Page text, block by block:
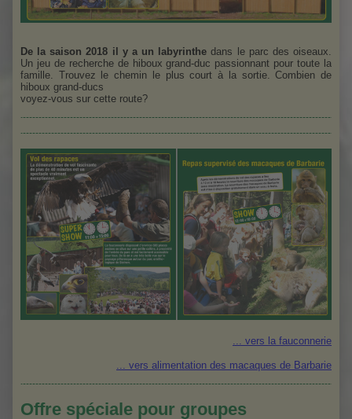
De la saison 2018 il y a un labyrinthe dans le parc des oiseaux.
Un jeu de recherche de hiboux grand-duc passionnant pour toute la
famille. Trouvez le chemin le plus court à la sortie. Combien de
hiboux grand-ducs
voyez-vous sur cette route?
... vers la fauconnerie
... vers alimentation des macaques de Barbarie
Offre spéciale pour groupes